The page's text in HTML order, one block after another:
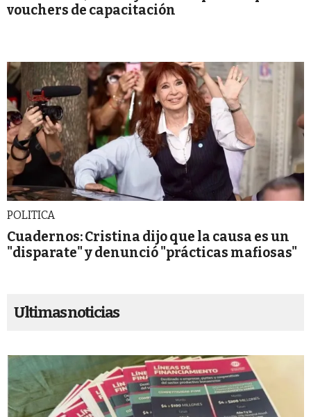
vouchers de capacitación
POLITICA
Cuadernos: Cristina dijo que la causa es un
"disparate" y denunció "prácticas mafiosas"
Ultimas noticias